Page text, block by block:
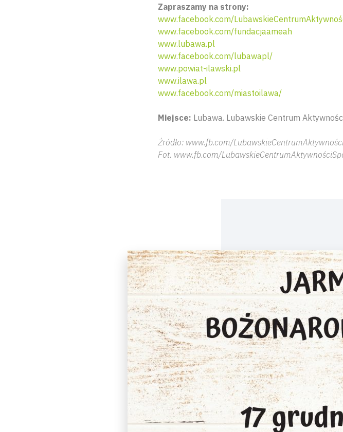
Zapraszamy na strony:
www.facebook.com/
www.facebook.com/fundacjaameah
www.lubawa.pl
www.facebook.com/lubawapl/
www.powiat-ilawski.pl
www.ilawa.pl
www.facebook.com/miastoilawa/
Miejsce: Lubawa. Lubawskie Centrum
Źródło: www.fb.com/
Fot. www.fb.com/